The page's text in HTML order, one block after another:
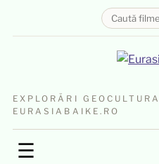
EXPLORĂRI
EURASIABAIKE.RO
☰